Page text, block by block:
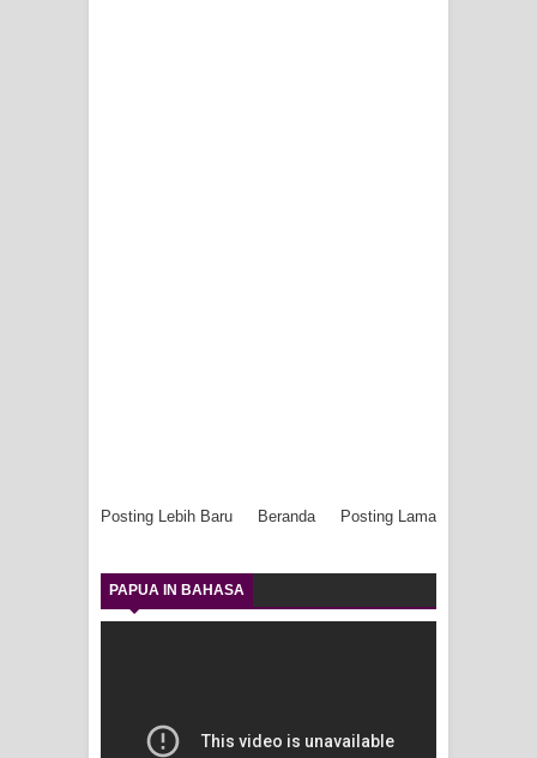
Posting Lebih Baru Posting Lama
Beranda
PAPUA IN BAHASA